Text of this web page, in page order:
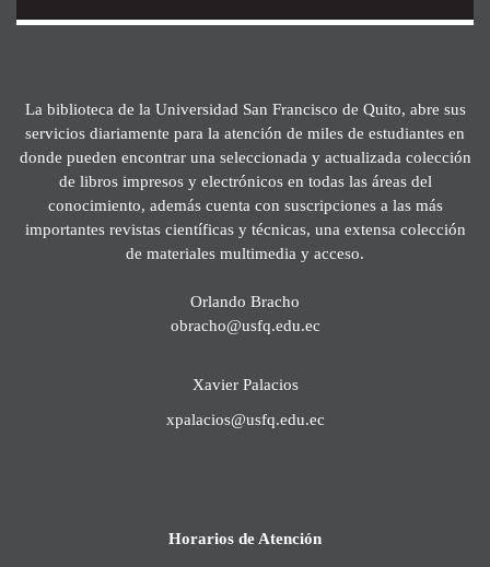
La biblioteca de la Universidad San Francisco de Quito, abre sus
servicios diariamente para la atención de miles de estudiantes en
donde pueden encontrar una seleccionada y actualizada colección
de libros impresos y electrónicos en todas las áreas del
conocimiento, además cuenta con suscripciones a las más
importantes revistas científicas y técnicas, una extensa colección
de materiales multimedia y acceso.
Orlando Bracho
obracho@usfq.edu.ec
Xavier Palacios
xpalacios@usfq.edu.ec
Horarios de Atención